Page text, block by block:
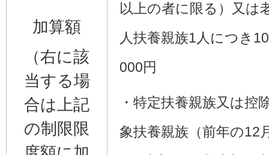
加算額
（右に該
当する場
合は上記
の制限限
以上の者に限る）又は
人扶養親族1人につき
000円
・特定扶養親族又は控
象扶養親族（前年の12